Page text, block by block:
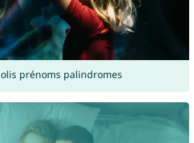
prénoms palindromes